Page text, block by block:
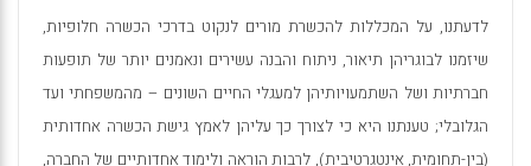
לדעתנו, על המכללות להכשרת מורים לנקוט בדרכי הכשרה חלופיות,
שיזמנו לבוגריהן תיאור, ניתוח והבנה עשירים ונאמנים יותר של תופעות
חברתיות ושל השתמעויותיהן למעגלי החיים השונים – מהמשפחתי ועד
הגלובלי; טענתנו היא כי לצורך כך עליהן לאמץ גישת הכשרה אחדותית
(בין-תחומית, אינטגרטיבית), לרבות הוראה ולימוד אחדותיים של החברה,